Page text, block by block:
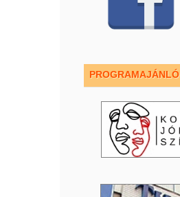
PROGRAMAJÁNLÓ